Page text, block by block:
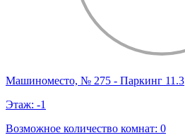
Машиноместо, № 275 - Паркинг 11.3
Этаж: -1
Возможное количество комнат: 0